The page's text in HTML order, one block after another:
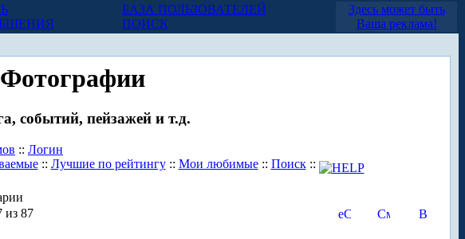
БАЗА ПОЛЬЗОВАТЕЛЕЙ
ПОИСК
Здесь может быть
Ваша реклама!
событий, пейзажей и т.д.
:: Логин
:: Лучшие по рейтингу:: Мои любимые:: Поиск::
87